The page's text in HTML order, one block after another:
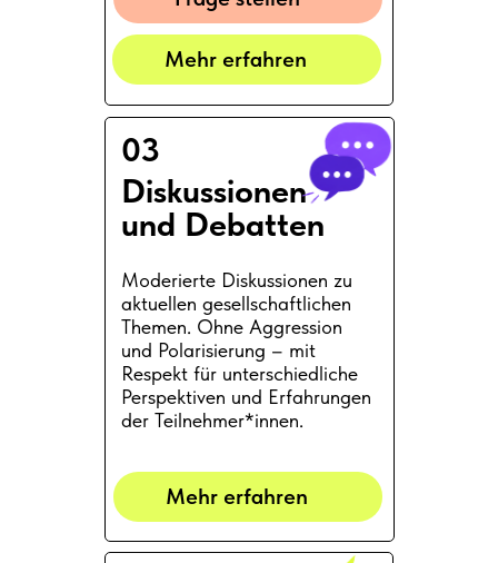
Mehr erfahren
03
Diskussionen
und Debatten
Moderierte Diskussionen zu
aktuellen gesellschaftlichen
Themen. Ohne Aggression
und Polarisierung – mit
Respekt für unterschiedliche
Perspektiven und Erfahrungen
der Teilnehmer*innen.
Mehr erfahren